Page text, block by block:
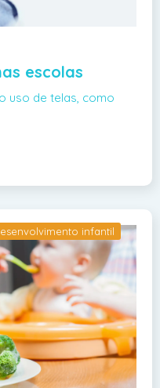
escolas
uso de telas, como
infantil